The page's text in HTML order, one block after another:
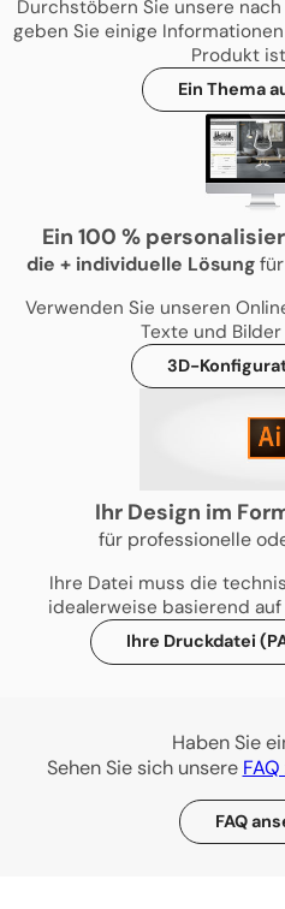
Durchstöbern Sie unsere
geben Sie einige
Produkt
Ein Thema
Ein 100 %
die +individuelle Lösungfür
Verwenden Sie unseren
Texte und
3D-
Ihr Design im
für professionelle
Ihre Datei muss die
idealerweise basierend
Ihre Druckdatei
Haben Sie
Sehen Sie sich unsere
FAQ